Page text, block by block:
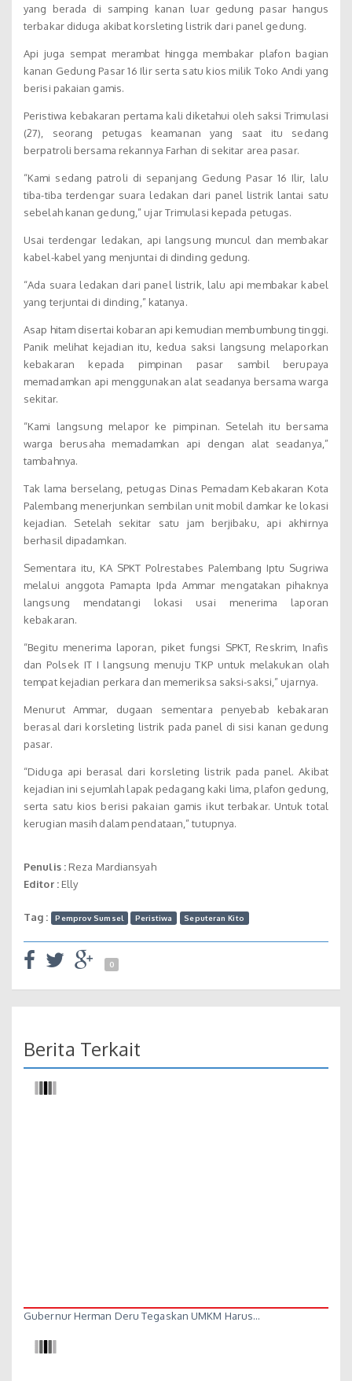
yang berada di samping kanan luar gedung pasar hangus
terbakar diduga akibat korsleting listrik dari panel gedung.
Api juga sempat merambat hingga membakar plafon bagian
kanan Gedung Pasar 16 Ilir serta satu kios milik Toko Andi yang
berisi pakaian gamis.
Peristiwa kebakaran pertama kali diketahui oleh saksi Trimulasi
(27), seorang petugas keamanan yang saat itu sedang
berpatroli bersama rekannya Farhan di sekitar area pasar.
“Kami sedang patroli di sepanjang Gedung Pasar 16 Ilir, lalu
tiba-tiba terdengar suara ledakan dari panel listrik lantai satu
sebelah kanan gedung,” ujar Trimulasi kepada petugas.
Usai terdengar ledakan, api langsung muncul dan membakar
kabel-kabel yang menjuntai di dinding gedung.
“Ada suara ledakan dari panel listrik, lalu api membakar kabel
yang terjuntai di dinding,” katanya.
Asap hitam disertai kobaran api kemudian membumbung tinggi.
Panik melihat kejadian itu, kedua saksi langsung melaporkan
kebakaran kepada pimpinan pasar sambil berupaya
memadamkan api menggunakan alat seadanya bersama warga
sekitar.
“Kami langsung melapor ke pimpinan. Setelah itu bersama
warga berusaha memadamkan api dengan alat seadanya,”
tambahnya.
Tak lama berselang, petugas Dinas Pemadam Kebakaran Kota
Palembang menerjunkan sembilan unit mobil damkar ke lokasi
kejadian. Setelah sekitar satu jam berjibaku, api akhirnya
berhasil dipadamkan.
Sementara itu, KA SPKT Polrestabes Palembang Iptu Sugriwa
melalui anggota Pamapta Ipda Ammar mengatakan pihaknya
langsung mendatangi lokasi usai menerima laporan
kebakaran.
“Begitu menerima laporan, piket fungsi SPKT, Reskrim, Inafis
dan Polsek IT I langsung menuju TKP untuk melakukan olah
tempat kejadian perkara dan memeriksa saksi-saksi,” ujarnya.
Menurut Ammar, dugaan sementara penyebab kebakaran
berasal dari korsleting listrik pada panel di sisi kanan gedung
pasar.
“Diduga api berasal dari korsleting listrik pada panel. Akibat
kejadian ini sejumlah lapak pedagang kaki lima, plafon gedung,
serta satu kios berisi pakaian gamis ikut terbakar. Untuk total
kerugian masih dalam pendataan,” tutupnya.
Penulis :Reza Mardiansyah
Editor :Elly
Tag : Pemprov Sumsel Peristiwa Seputeran Kito
0
Berita Terkait
Gubernur Herman Deru Tegaskan UMKM Harus…